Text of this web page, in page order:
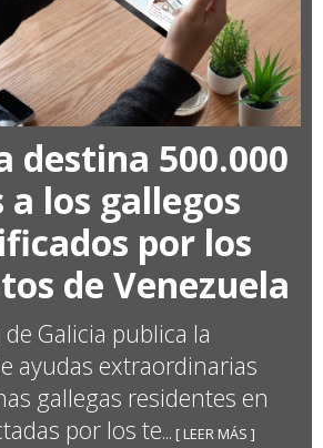
destina 500.000
a los gallegos
por los
de Venezuela
Galicia publica la
ayudas extraordinarias
gallegas residentes en
por los te... [ LEER MÁS ]